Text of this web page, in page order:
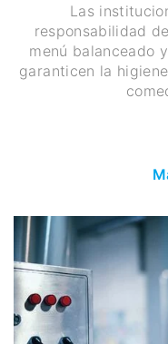
Las
responsabilidad
menú balanceado
garanticen la